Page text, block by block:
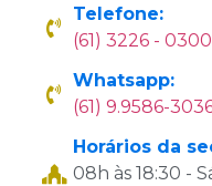
Telefone:
(61) 3226 - 0300
Whatsapp:
(61) 9.9586-
Horários da
08h às 18:30 -